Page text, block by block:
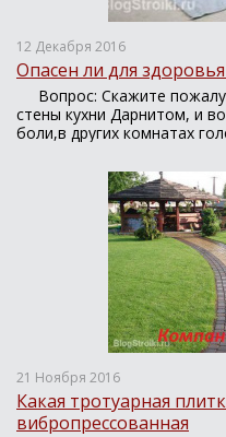
12 Декабря 2016
Опасен ли для
Вопрос: Скажите
стены кухни Дарнитом, и
боли,в других комнатах
21 Ноября 2016
Какая тротуарная
вибропрессованная